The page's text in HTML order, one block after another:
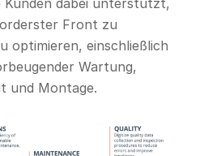
Front zu
optimieren, einschließlich
Wartung,
und Montage.